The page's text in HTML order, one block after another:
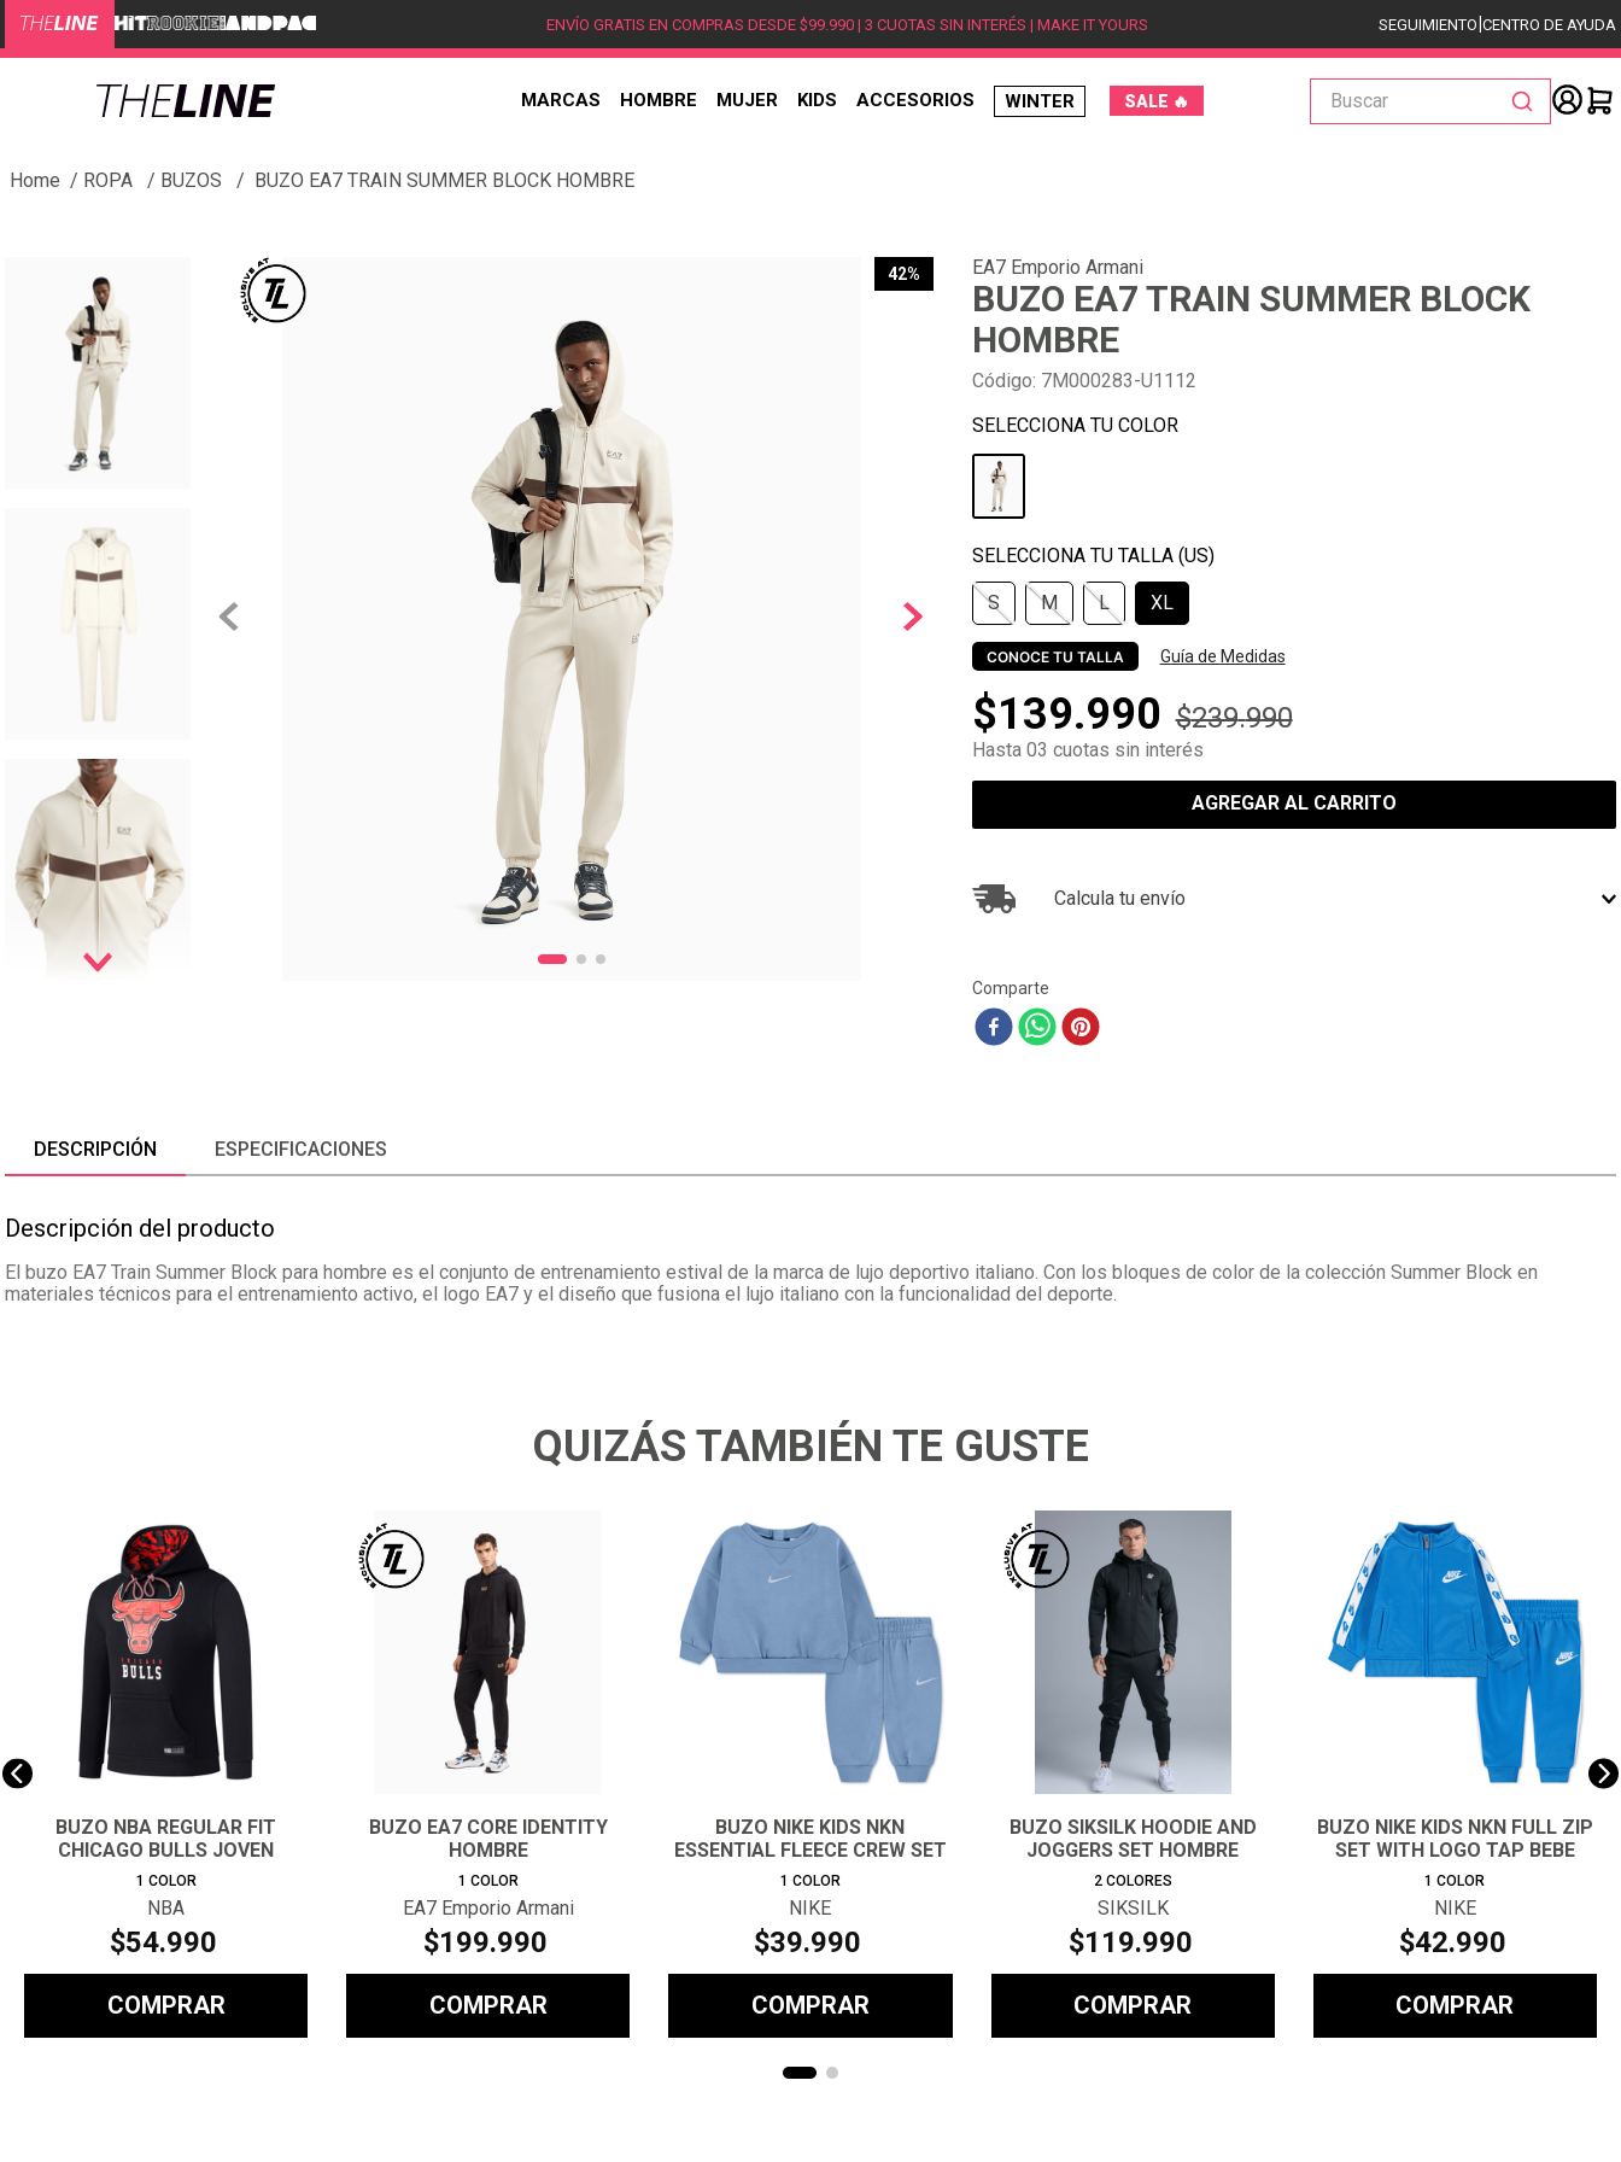
ENVÍO GRATIS EN COMPRAS DESDE $99.990 | 3 CUOTAS SIN INTERÉS | MAKE IT YOURS SEGUIMIENTO|CENTRO DE AYUDA
MARCAS HOMBRE MUJER KIDS ACCESORIOS WINTER SALE 🔥
Buscar
ROPA BUZOS BUZO EA7 TRAIN SUMMER BLOCK HOMBRE
42% EA7 Emporio Armani
BUZO EA7 TRAIN SUMMER BLOCK
HOMBRE
Código: 7M000283-U1112
S M L XL
CONOCE TU TALLA Guía de Medidas
$139.990 $239.990
Hasta 03 cuotas sin interés
AGREGAR AL CARRITO
Calcula tu envío
Comparte
DESCRIPCIÓN ESPECIFICACIONES
Descripción del producto
El buzo EA7 Train Summer Block para hombre es el conjunto de entrenamiento estival de la marca de lujo deportivo italiano. Con los bloques de color de la colección Summer Block en
materiales técnicos para el entrenamiento activo, el logo EA7 y el diseño que fusiona el lujo italiano con la funcionalidad del deporte.
QUIZÁS TAMBIÉN TE GUSTE
BUZO NBA REGULAR FIT
CHICAGO BULLS JOVEN
1 COLOR
NBA
$54.990
COMPRAR
BUZO EA7 CORE IDENTITY
HOMBRE
1 COLOR
EA7 Emporio Armani
$199.990
COMPRAR
BUZO NIKE KIDS NKN
ESSENTIAL FLEECE CREW SET
BEBE
1 COLOR
NIKE
$39.990
COMPRAR
BUZO SIKSILK HOODIE AND
JOGGERS SET HOMBRE
2 COLORES
SIKSILK
$119.990
COMPRAR
BUZO NIKE KIDS NKN FULL ZIP
SET WITH LOGO TAP BEBE
1 COLOR
NIKE
$42.990
COMPRAR